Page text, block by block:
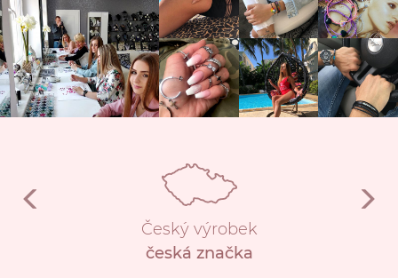
Český výrobek
česká značka